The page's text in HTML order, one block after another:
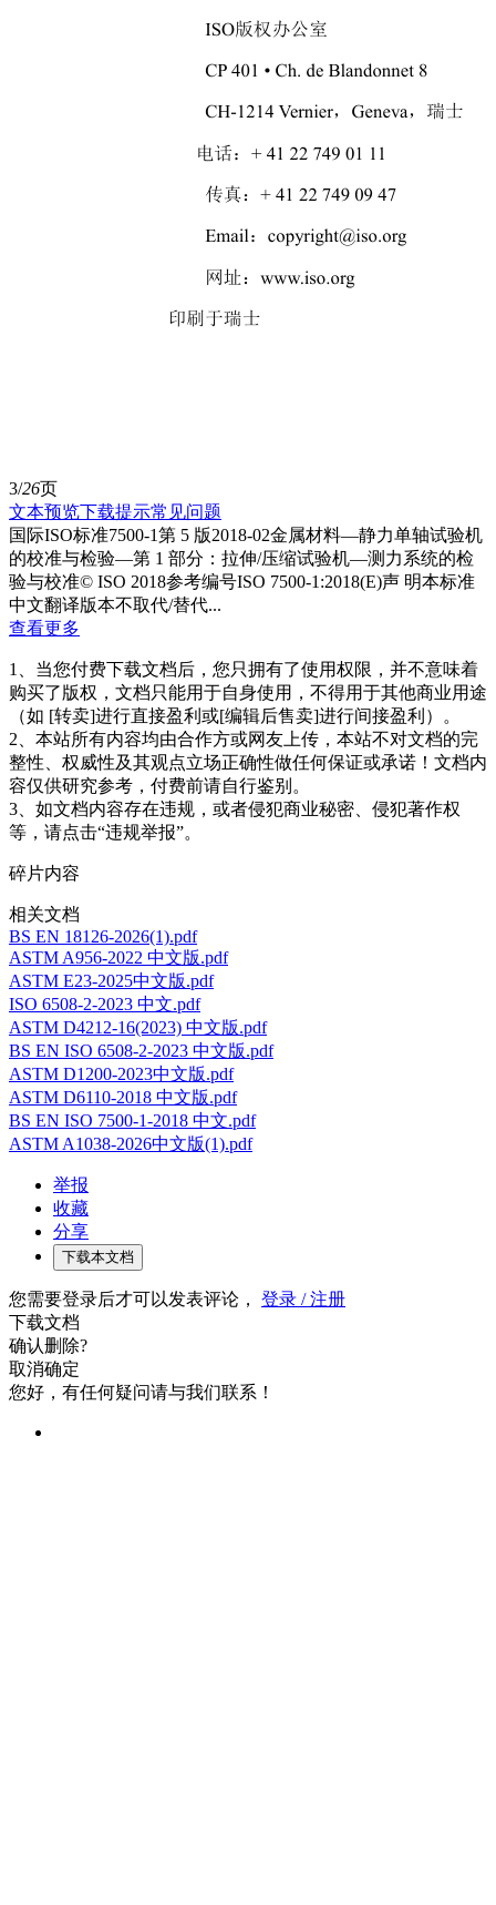
3/26页
文本预览下载提示常见问题
国际ISO标准7500-1第 5 版2018-02金属材料—静力单轴试验机
的校准与检验—第 1 部分：拉伸/压缩试验机—测力系统的检
验与校准© ISO 2018参考编号ISO 7500-1:2018(E)声 明本标准
中文翻译版本不取代/替代...
查看更多
1、当您付费下载文档后，您只拥有了使用权限，并不意味着
购买了版权，文档只能用于自身使用，不得用于其他商业用途
（如 [转卖]进行直接盈利或[编辑后售卖]进行间接盈利）。
2、本站所有内容均由合作方或网友上传，本站不对文档的完
整性、权威性及其观点立场正确性做任何保证或承诺！文档内
容仅供研究参考，付费前请自行鉴别。
3、如文档内容存在违规，或者侵犯商业秘密、侵犯著作权
等，请点击“违规举报”。
碎片内容
相关文档
BS EN 18126-2026(1).pdf
ASTM A956-2022 中文版.pdf
ASTM E23-2025中文版.pdf
ISO 6508-2-2023 中文.pdf
ASTM D4212-16(2023) 中文版.pdf
BS EN ISO 6508-2-2023 中文版.pdf
ASTM D1200-2023中文版.pdf
ASTM D6110-2018 中文版.pdf
BS EN ISO 7500-1-2018 中文.pdf
ASTM A1038-2026中文版(1).pdf
举报
收藏
分享
下载本文档
您需要登录后才可以发表评论， 登录 / 注册
下载文档
确认删除?
取消确定
您好，有任何疑问请与我们联系！